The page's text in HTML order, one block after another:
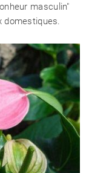
masculin"
domestiques.